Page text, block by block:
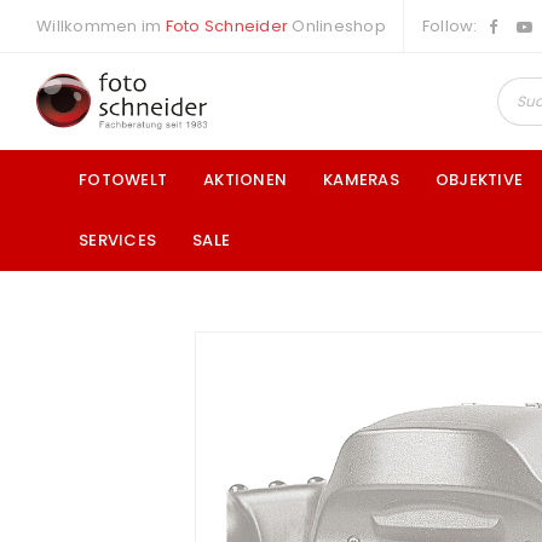
Willkommen im Foto Schneider Onlineshop Follow:
FOTOWELT AKTIONEN KAMERAS OBJEKTIVE
SERVICES SALE